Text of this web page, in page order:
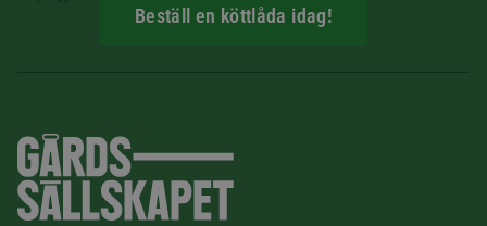
Beställ en köttlåda idag!